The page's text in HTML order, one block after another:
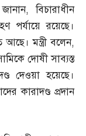
,বিচারাধীন
পর্যায়ে রয়েছে।
আছে। মন্ত্রী বলেন,
দোষী সাব্যস্ত
দেওয়া হয়েছে।
কারাদণ্ড প্রদান